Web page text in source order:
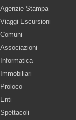
Agenzie Stampa
Viaggi Escursioni
Comuni
Associazioni
Informatica
Immobiliari
Proloco
Enti
Spettacoli